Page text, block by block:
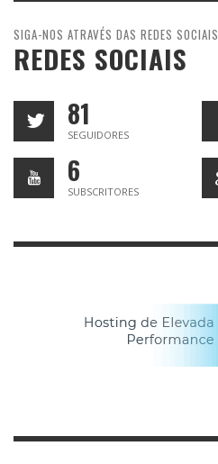
SIGA-NOS ATRAVÉS DAS REDES SOCIAIS
REDES SOCIAIS
81
SEGUIDORES
6
SUBSCRITORES